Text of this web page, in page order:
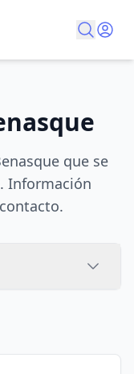
que se
Información